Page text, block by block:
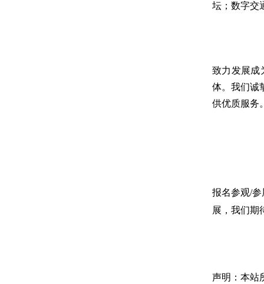
坛；数字交
致力发展成
体。我们诚
供优质服务
报名参观/参
展，我们期
声明：本站